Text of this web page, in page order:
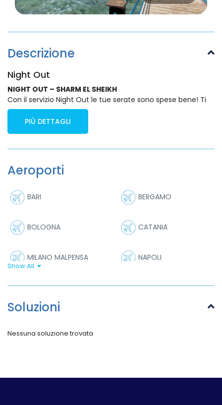
Descrizione
Night Out
NIGHT OUT – SHARM EL SHEIKH
Con il servizio Night Out le tue serate sono spese bene! Ti
PIÙ DETTAGLI
Aeroporti
BARI BERGAMO
BOLOGNA CATANIA
MILANO MALPENSA NAPOLI
ROMA FIUMICINO VERONA
Show All
Soluzioni
Nessuna soluzione trovata